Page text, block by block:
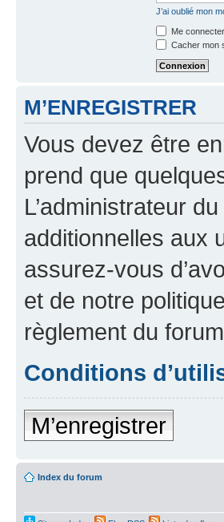
J’ai oublié mon
Me
Cacher mon
M’ENREGISTRER
Vous devez être
prend que
L’administrateur
additionnelles aux
assurez-vous
et de notre
règlement du
Conditions
M’enregistrer
Index du forum